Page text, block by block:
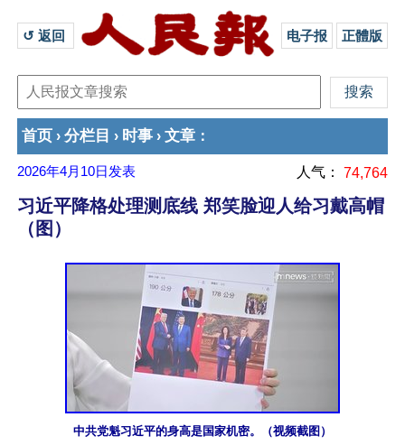
↺ 返回 电子报 正體版
首页 › 分栏目 › 时事 › 文章 ：
2026年4月10日 发表 人气： 74,764
习近平降格处理测底线 郑笑脸迎人给习戴高帽
（图）
中共党魁习近平的身高是国家机密。（视频截图）